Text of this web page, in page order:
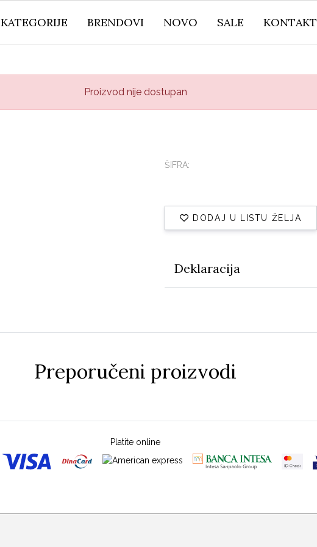
KATEGORIJE BRENDOVI NOVO SALE KONTAKT
Proizvod nije dostupan
ŠIFRA:
DODAJ U LISTU ŽELJA
Deklaracija
Preporučeni proizvodi
Platite online